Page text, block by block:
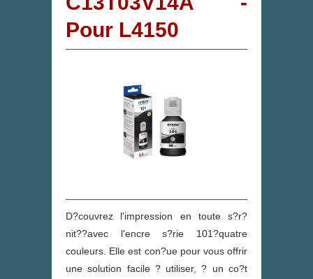
Pour L4150
D?couvrez l'impression en toute s?r?
nit??avec l'encre s?rie 101?quatre
couleurs. Elle est con?ue pour vous offrir
une solution facile ? utiliser, ? un co?t